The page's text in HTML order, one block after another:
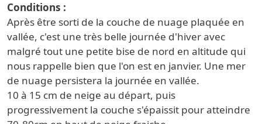
Conditions
Après être sorti de la couche de nuage plaquée en
vallée, c'est une très belle journée d'hiver avec
malgré tout une petite bise de nord en altitude qui
nous rappelle bien que l'on est en janvier. Une mer
de nuage persistera la journée en vallée.
10 à 15 cm de neige au départ, puis
progressivement la couche s'épaissit pour atteindre